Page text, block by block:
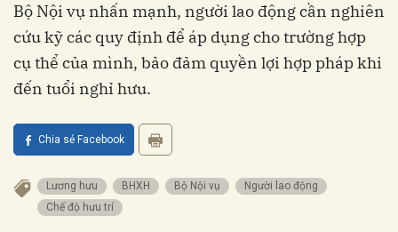
Bộ Nội vụ nhấn mạnh, người lao động cần nghiên
cứu kỹ các quy định để áp dụng cho trường hợp
cụ thể của mình, bảo đảm quyền lợi hợp pháp khi
đến tuổi nghỉ hưu.
Chia sẻ Facebook
Lương hưu BHXH Bộ Nội vụ
Người lao động
Chế độ hưu trí